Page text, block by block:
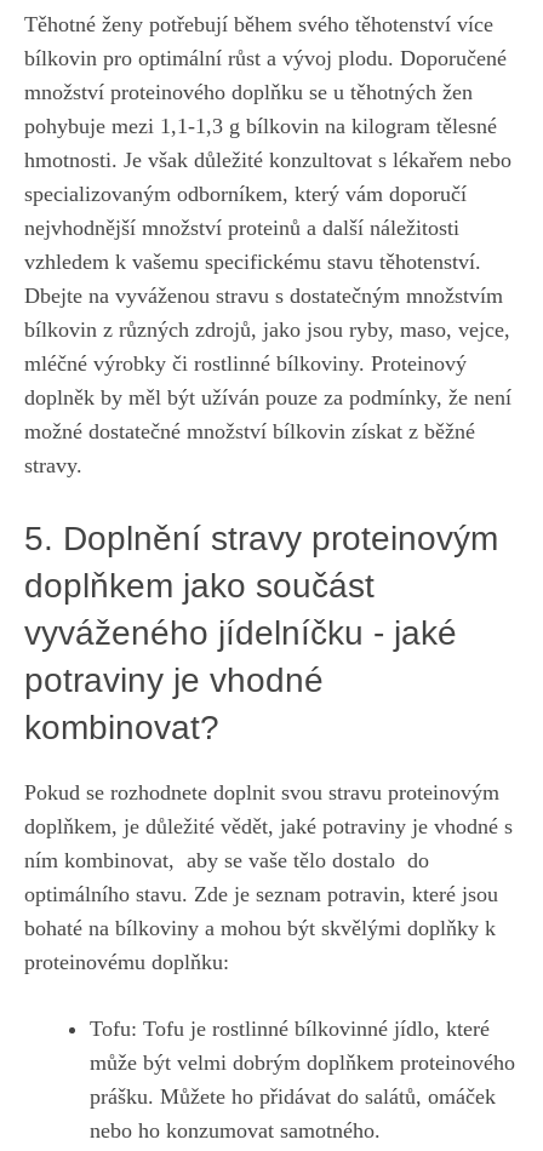
Těhotné ‍ženy potřebují během svého těhotenství více
bílkovin ‍pro⁤ optimální růst a vývoj plodu. Doporučené
množství proteinového doplňku se u těhotných⁢ žen
pohybuje​ mezi 1,1-1,3 g bílkovin ​na kilogram ⁣tělesné
hmotnosti.⁤ Je však důležité konzultovat s lékařem nebo
specializovaným odborníkem, který⁤ vám doporučí
‍nejvhodnější ‍množství proteinů a další ‍náležitosti
vzhledem k vašemu specifickému stavu těhotenství.
⁤Dbejte‍ na vyváženou ​stravu⁤ s dostatečným množstvím
⁣bílkovin z různých zdrojů, jako ​jsou ryby, maso,⁤ vejce,
mléčné ⁢výrobky ⁣či rostlinné bílkoviny. ⁣Proteinový
doplněk by​ měl být užíván⁣ pouze⁣ za podmínky,​ že není
možné ‍dostatečné množství bílkovin získat z běžné
stravy.
5. ⁤Doplnění stravy ⁢proteinovým‍
doplňkem jako součást
vyváženého ⁣jídelníčku ⁤- jaké
⁤potraviny ⁢je vhodné
kombinovat?
Pokud‍ se⁢ rozhodnete doplnit svou stravu proteinovým
doplňkem,​ je důležité vědět, jaké potraviny je vhodné‌ s
ním⁤ kombinovat, ​ aby se ‍vaše tělo dostalo ‍ do
optimálního stavu. ‌Zde ​je seznam potravin, které jsou
bohaté na bílkoviny a mohou být skvělými doplňky ‍k
proteinovému doplňku:
Tofu: ⁤Tofu⁤ je ‍rostlinné bílkovinné jídlo, které
může být velmi dobrým ‌doplňkem proteinového
prášku. Můžete ho přidávat⁤ do salátů, omáček‌
nebo​ ho konzumovat samotného.